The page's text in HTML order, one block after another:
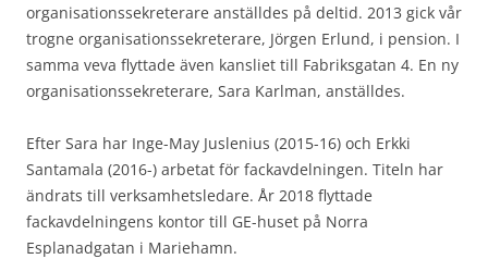
organisationssekreterare anställdes på deltid. 2013 gick vår
trogne organisationssekreterare, Jörgen Erlund, i pension. I
samma veva flyttade även kansliet till Fabriksgatan 4. En ny
organisationssekreterare, Sara Karlman, anställdes.
Efter Sara har Inge-May Juslenius (2015-16) och Erkki
Santamala (2016-) arbetat för fackavdelningen. Titeln har
ändrats till verksamhetsledare. År 2018 flyttade
fackavdelningens kontor till GE-huset på Norra
Esplanadgatan i Mariehamn.